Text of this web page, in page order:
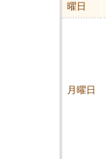
曜日
月曜日